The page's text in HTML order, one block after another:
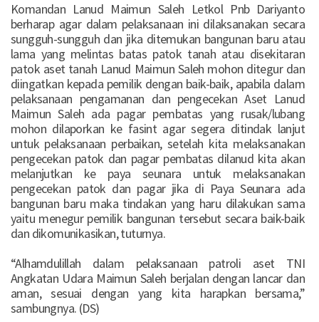
Komandan Lanud Maimun Saleh Letkol Pnb Dariyanto
berharap agar dalam pelaksanaan ini dilaksanakan secara
sungguh-sungguh dan jika ditemukan bangunan baru atau
lama yang melintas batas patok tanah atau disekitaran
patok aset tanah Lanud Maimun Saleh mohon ditegur dan
diingatkan kepada pemilik dengan baik-baik, apabila dalam
pelaksanaan pengamanan dan pengecekan Aset Lanud
Maimun Saleh ada pagar pembatas yang rusak/lubang
mohon dilaporkan ke fasint agar segera ditindak lanjut
untuk pelaksanaan perbaikan, setelah kita melaksanakan
pengecekan patok dan pagar pembatas dilanud kita akan
melanjutkan ke paya seunara untuk melaksanakan
pengecekan patok dan pagar jika di Paya Seunara ada
bangunan baru maka tindakan yang haru dilakukan sama
yaitu menegur pemilik bangunan tersebut secara baik-baik
dan dikomunikasikan, tuturnya.
“Alhamdulillah dalam pelaksanaan patroli aset TNI
Angkatan Udara Maimun Saleh berjalan dengan lancar dan
aman, sesuai dengan yang kita harapkan bersama,”
sambungnya. (DS)